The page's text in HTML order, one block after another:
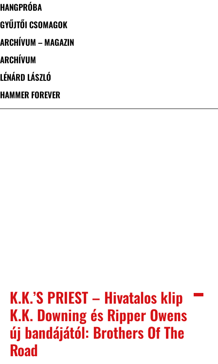
HANGPRÓBA
GYŰJTŐI CSOMAGOK
ARCHÍVUM – MAGAZIN
ARCHÍVUM
LÉNÁRD LÁSZLÓ
HAMMER FOREVER
K.K.’S PRIEST – Hivatalos klip
K.K. Downing és Ripper Owens
új bandájától: Brothers Of The
Road